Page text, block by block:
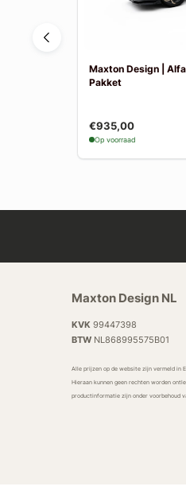
Maxton Design | Alfa
Pakket
€935,00
Op voorraad
Maxton Design NL
KVK 99447398
BTWNL868995575B01
Alle prijzen op de website zijn vermeld in
Hieraan kunnen geen rechten worden
productinformatie zijn onder voorbehoud